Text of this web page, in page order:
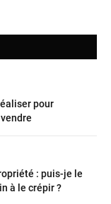
pour
: puis-je le
à le crépir ?